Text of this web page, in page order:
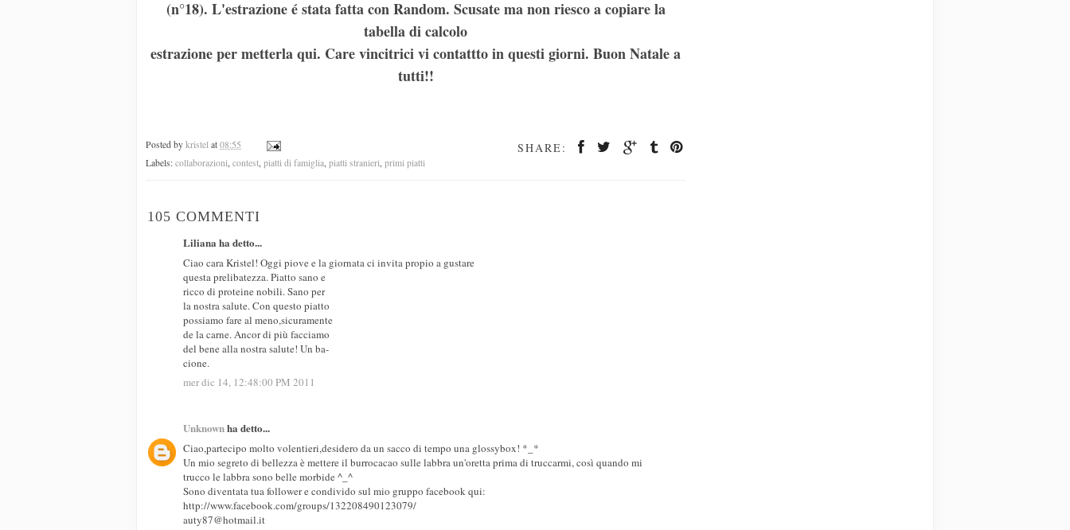
(n°18). L'estrazione é stata fatta con Random. Scusate ma non riesco a copiare la
tabella di calcolo
estrazione per metterla qui. Care vincitrici vi contattto in questi giorni. Buon Natale a
tutti!!
SHARE:
Posted by kristel at 08:55
Labels: collaborazioni, contest, piatti di famiglia, piatti stranieri, primi piatti
105 COMMENTI
Liliana ha detto...
Ciao cara Kristel! Oggi piove e la giornata ci invita propio a gustare
questa prelibatezza. Piatto sano e
ricco di proteine nobili. Sano per
la nostra salute. Con questo piatto
possiamo fare al meno,sicuramente
de la carne. Ancor di più facciamo
del bene alla nostra salute! Un ba-
cione.
mer dic 14, 12:48:00 PM 2011
Unknownha detto...
Ciao,partecipo molto volentieri,desidero da un sacco di tempo una glossybox! *_*
Un mio segreto di bellezza è mettere il burrocacao sulle labbra un'oretta prima di truccarmi, così quando mi
trucco le labbra sono belle morbide ^_^
Sono diventata tua follower e condivido sul mio gruppo facebook qui:
http://www.facebook.com/groups/132208490123079/
auty87@hotmail.it